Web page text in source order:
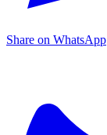
Share on WhatsApp